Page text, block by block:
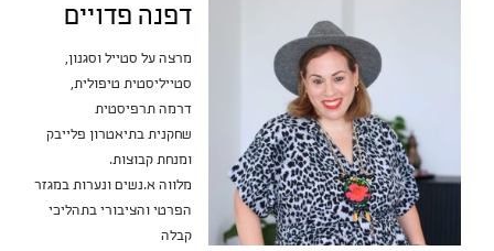
דפנה פדויים
מרצה על סטייל וסגנון,
סטייליסטית טיפולית,
דרמה תרפיסטית
שחקנית בתיאטרון פלייבק
ומנחת קבוצות.
מלווה א.נשים ונערות במגזר
הפרטי והציבורי בתהליכי
קבלה